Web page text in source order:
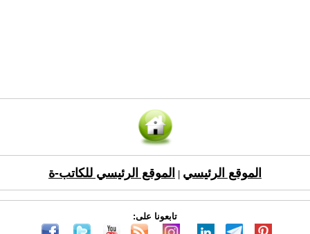
الموقع الرئيسي الموقع الرئيسي للكاتب-ة
تابعونا على: